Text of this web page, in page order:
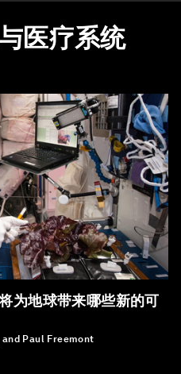
医疗系统
为地球带来哪些新的可
Paul Freemont